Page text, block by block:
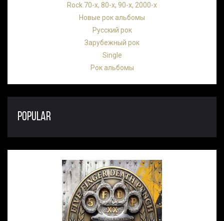
Rock 70-х, 80-х, 90-х, 2000-х
Новые рок альбомы
Русский рок
Зарубежный рок
Single
Рок альбомы
POPULAR